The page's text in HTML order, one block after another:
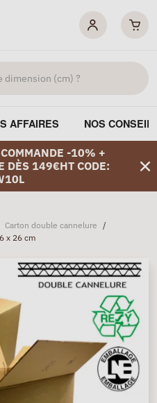
AFFAIRES NOS
-10% +
DÈS 149€HT CODE:
Carton double cannelure /
x 26 cm